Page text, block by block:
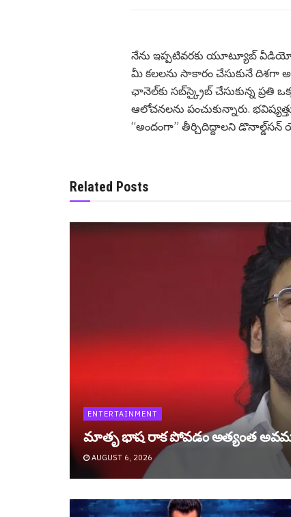
నేను ఇప్పటివరకు యూట్యూబ్
మీ కలలను సాకారం చేసుకునే దిశగా
ఛానెల్‌కు సబ్‌స్క్రైబ్ చేసుకున్న ప్రతి
ఆలోచనలను పంచుకున్నారు.
“అందంగా” తీర్చిదిద్దాలని డొనాల్డ్‌సన్
Related Posts
ENTERTAINMENT
మాతృ భాష రాక పోవడం అత్యంత
AUGUST 6, 2026